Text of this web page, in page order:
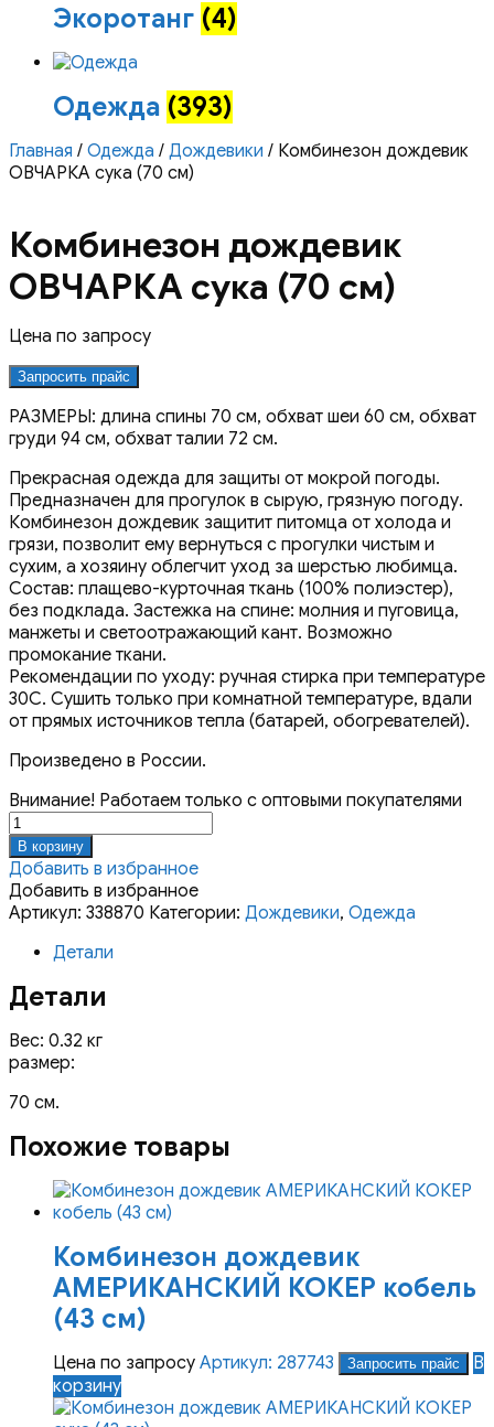
Экоротанг (4)
Одежда (393)
Главная / Одежда / Дождевики / Комбинезон дождевик
ОВЧАРКА сука (70 см)
Комбинезон дождевик
ОВЧАРКА сука (70 см)
Цена по запросу
Запросить прайс
РАЗМЕРЫ: длина спины 70 см, обхват шеи 60 см, обхват
груди 94 см, обхват талии 72 см.
Прекрасная одежда для защиты от мокрой погоды.
Предназначен для прогулок в сырую, грязную погоду.
Комбинезон дождевик защитит питомца от холода и
грязи, позволит ему вернуться с прогулки чистым и
сухим, а хозяину облегчит уход за шерстью любимца.
Состав: плащево-курточная ткань (100% полиэстер),
без подклада. Застежка на спине: молния и пуговица,
манжеты и светоотражающий кант. Возможно
промокание ткани.
Рекомендации по уходу: ручная стирка при температуре
30С. Сушить только при комнатной температуре, вдали
от прямых источников тепла (батарей, обогревателей).
Произведено в России.
Внимание! Работаем только с оптовыми покупателями
Количество
товара
Комбинезон
дождевик
ОВЧАРКА
В корзину
Добавить в избранное
Добавить в избранное
Артикул: 338870 Категории: Дождевики, Одежда
Детали
Детали
Вес: 0.32 кг
размер:
70 см.
Похожие товары
Комбинезон дождевик
АМЕРИКАНСКИЙ КОКЕР кобель
(43 см)
Цена по запросу Артикул: 287743 Запросить прайс
В
корзину